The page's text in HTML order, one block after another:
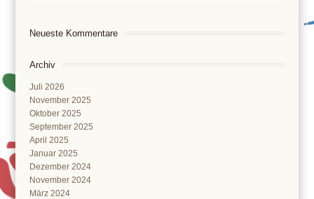
Neueste Kommentare
Archiv
Juli 2026
November 2025
Oktober 2025
September 2025
April 2025
Januar 2025
Dezember 2024
November 2024
März 2024